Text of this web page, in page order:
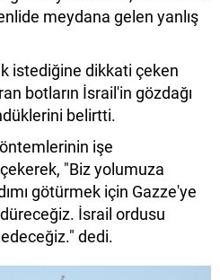
meydana gelen yanlış
istediğine dikkati çeken
botların İsrail'in gözdağı
belirtti.
işe
"Biz yolumuza
götürmek için Gazze'ye
İsrail ordusu
dedi.